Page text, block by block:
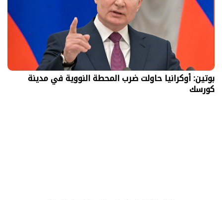
بوتين: أوكرانيا حاولت ضرب المحطة النووية في مدينة
كورسك